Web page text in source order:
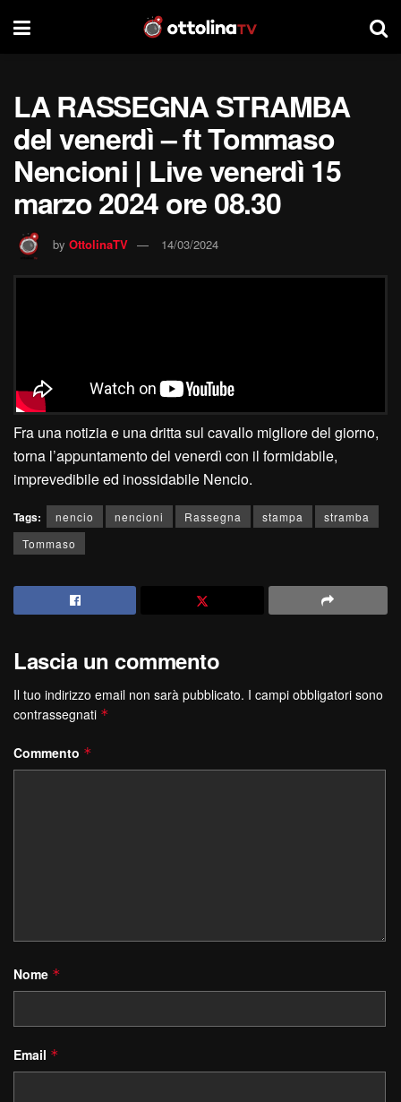
LA RASSEGNA STRAMBA
del venerdì – ft Tommaso
Nencioni | Live venerdì 15
marzo 2024 ore 08.30
by OttolinaTV 14/03/2024
Fra una notizia e una dritta sul cavallo migliore del giorno,
torna l’appuntamento del venerdì con il formidabile,
imprevedibile ed inossidabile Nencio.
Tags: nencio nencioni Rassegna stampa
stramba
Tommaso
Lascia un commento
Il tuo indirizzo email non sarà pubblicato. I campi obbligatori sono
contrassegnati *
Commento *
Nome *
Email *